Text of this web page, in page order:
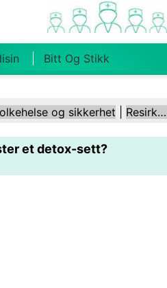
Bitt Og Stikk
Familiehelse
Helse Folkehelse Og
Helse
og sikkerhet Resirkulering
et detox-sett?